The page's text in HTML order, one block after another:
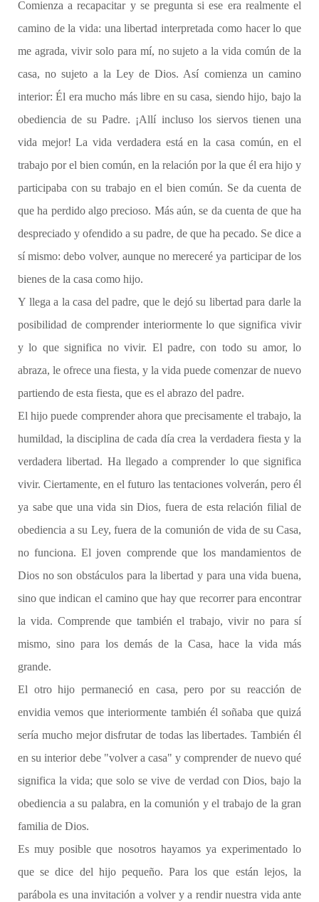
Comienza a recapacitar y se pregunta si ese era realmente el
camino de la vida: una libertad interpretada como hacer lo que
me agrada, vivir solo para mí, no sujeto a la vida común de la
casa, no sujeto a la Ley de Dios. Así comienza un camino
interior: Él era mucho más libre en su casa, siendo hijo, bajo la
obediencia de su Padre. ¡Allí incluso los siervos tienen una
vida mejor! La vida verdadera está en la casa común, en el
trabajo por el bien común, en la relación por la que él era hijo y
participaba con su trabajo en el bien común. Se da cuenta de
que ha perdido algo precioso. Más aún, se da cuenta de que ha
despreciado y ofendido a su padre, de que ha pecado. Se dice a
sí mismo: debo volver, aunque no mereceré ya participar de los
bienes de la casa como hijo.
Y llega a la casa del padre, que le dejó su libertad para darle la
posibilidad de comprender interiormente lo que significa vivir
y lo que significa no vivir. El padre, con todo su amor, lo
abraza, le ofrece una fiesta, y la vida puede comenzar de nuevo
partiendo de esta fiesta, que es el abrazo del padre.
El hijo puede comprender ahora que precisamente el trabajo, la
humildad, la disciplina de cada día crea la verdadera fiesta y la
verdadera libertad. Ha llegado a comprender lo que significa
vivir. Ciertamente, en el futuro las tentaciones volverán, pero él
ya sabe que una vida sin Dios, fuera de esta relación filial de
obediencia a su Ley, fuera de la comunión de vida de su Casa,
no funciona. El joven comprende que los mandamientos de
Dios no son obstáculos para la libertad y para una vida buena,
sino que indican el camino que hay que recorrer para encontrar
la vida. Comprende que también el trabajo, vivir no para sí
mismo, sino para los demás de la Casa, hace la vida más
grande.
El otro hijo permaneció en casa, pero por su reacción de
envidia vemos que interiormente también él soñaba que quizá
sería mucho mejor disfrutar de todas las libertades. También él
en su interior debe "volver a casa" y comprender de nuevo qué
significa la vida; que solo se vive de verdad con Dios, bajo la
obediencia a su palabra, en la comunión y el trabajo de la gran
familia de Dios.
Es muy posible que nosotros hayamos ya experimentado lo
que se dice del hijo pequeño. Para los que están lejos, la
parábola es una invitación a volver y a rendir nuestra vida ante